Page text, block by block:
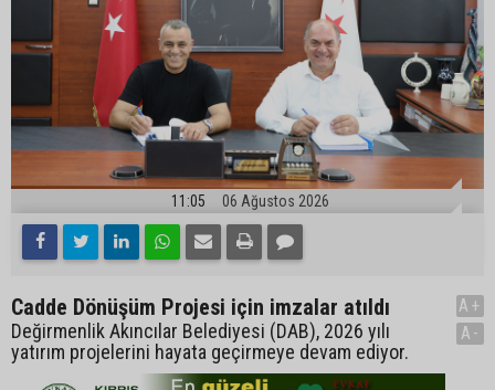
11:05 06 Ağustos 2026
Cadde Dönüşüm Projesi için imzalar atıldı
Değirmenlik Akıncılar Belediyesi (DAB), 2026 yılı
yatırım projelerini hayata geçirmeye devam ediyor.
A+
A-